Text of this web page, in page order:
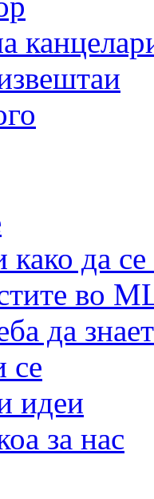
да
во
да
се
идеи
за нас